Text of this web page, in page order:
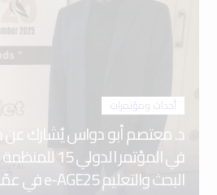
أحداث ومؤتمرات
د. معتصم أبو دواس يُشارك عن
في المؤتمر
البحث والتعليم e-AGE25 في عمّان